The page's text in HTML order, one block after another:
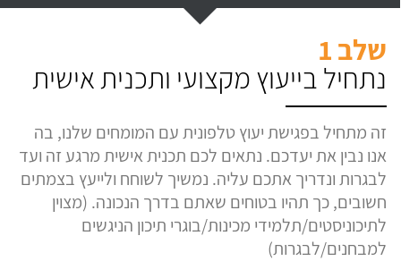
שלב 1
נתחיל בייעוץ מקצועי ותכנית אישית
זה מתחיל בפגישת יעוץ טלפונית עם המומחים שלנו, בה
אנו נבין את יעדכם. נתאים לכם תכנית אישית מרגע זה ועד
לבגרות ונדריך אתכם עליה. נמשיך לשוחח ולייעץ בצמתים
חשובים, כך תהיו בטוחים שאתם בדרך הנכונה. (מצוין
לתיכוניסטים/תלמידי מכינות/בוגרי תיכון הניגשים
למבחנים/לבגרות)